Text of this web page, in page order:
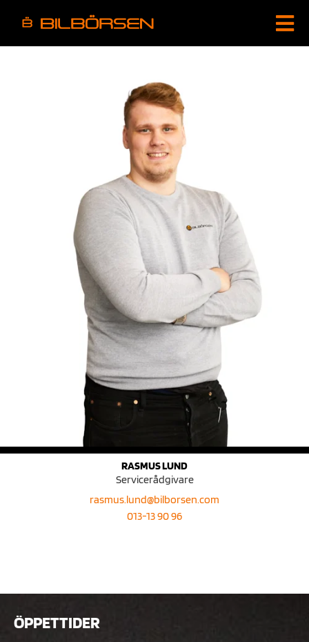
RASMUS LUND
Servicerådgivare
rasmus.lund@bilborsen.com
013-13 90 96
ÖPPETTIDER